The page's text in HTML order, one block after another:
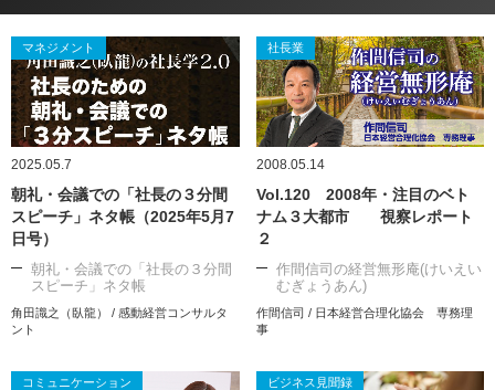
マネジメント
2025.05.7
朝礼・会議での「社長の３分間
スピーチ」ネタ帳（2025年5月7
日号）
朝礼・会議での「社長の３分間
スピーチ」ネタ帳
角田識之（臥龍） / 感動経営コンサルタ
ント
社長業
2008.05.14
Vol.120 2008年・注目のベト
ナム３大都市 視察レポート
２
作間信司の経営無形庵(けいえい
むぎょうあん)
作間信司 / 日本経営合理化協会 専務理
事
コミュニケーション ビジネス見聞録